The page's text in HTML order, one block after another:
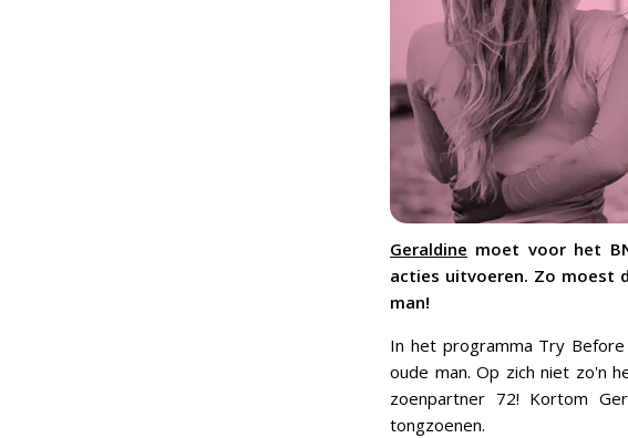
Geraldine moet voor het
acties uitvoeren. Zo moest
man!
In het programma Try
oude man. Op zich niet zo'n
zoenpartner 72! Kortom
tongzoenen.